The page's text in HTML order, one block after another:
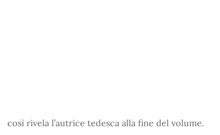
così rivela l’autrice tedesca alla fine del volume.